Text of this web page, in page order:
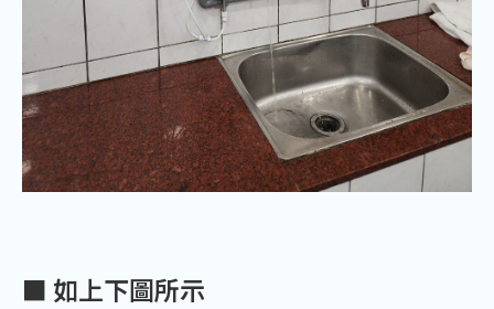
■ 如上下圖所示